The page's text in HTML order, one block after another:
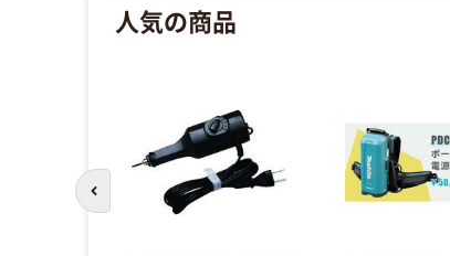
人気の商品
前のスライドへ